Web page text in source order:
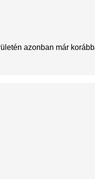
azonban már